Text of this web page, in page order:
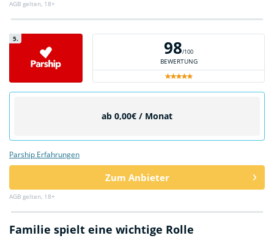
AGB gelten, 18+
5. 98/100
BEWERTUNG
ab 0,00€ / Monat
Parship Erfahrungen
Zum Anbieter
AGB gelten, 18+
Familie spielt eine wichtige Rolle